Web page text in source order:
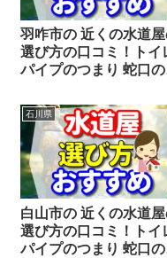
羽咋市の 近くの水道
選び方の口コミ！トイ
パイプのつまり 蛇口の
ェックすることをシェ
します。
石川県
白山市の 近くの水道
選び方の口コミ！トイ
パイプのつまり 蛇口の